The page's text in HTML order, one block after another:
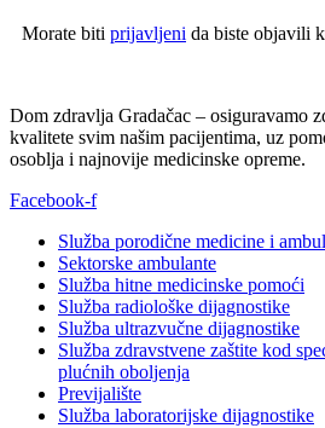
Morate biti prijavljeni da biste objavili
Dom zdravlja Gradačac – osiguravamo
kvalitete svim našim pacijentima, uz
osoblja i najnovije medicinske opreme.
Facebook-f
Služba porodične medicine i
Sektorske ambulante
Služba hitne medicinske pomoći
Služba radiološke dijagnostike
Služba ultrazvučne dijagnostike
Služba zdravstvene zaštite kod
plućnih oboljenja
Previjalište
Služba laboratorijske dijagnostike